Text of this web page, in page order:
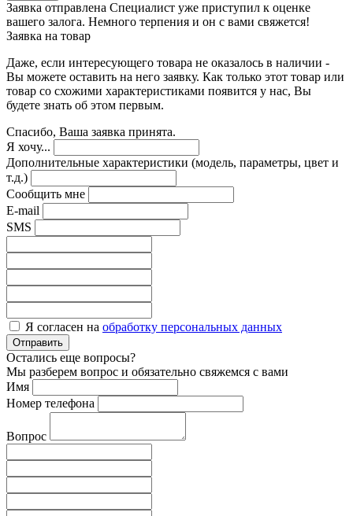
Заявка отправлена Специалист уже приступил к оценке
вашего залога. Немного терпения и он с вами свяжется!
Заявка на товар
Даже, если интересующего товара не оказалось в наличии -
Вы можете оставить на него заявку. Как только этот товар или
товар со схожими характеристиками появится у нас, Вы
будете знать об этом первым.
Спасибо, Ваша заявка принята.
Я хочу...
Дополнительные характеристики (модель, параметры, цвет и
т.д.)
Сообщить мне
E-mail
SMS
Я согласен на обработку персональных данных
Отправить
Остались еще вопросы?
Мы разберем вопрос и обязательно свяжемся с вами
Имя
Номер телефона
Вопрос